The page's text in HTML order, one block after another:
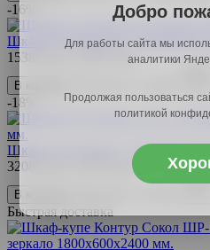
-16%
Шкаф-купе Вернон, 120х60х220,
15389 руб.
18467 руб.
В корзину
-18%
Шкаф-купе Форест,
32089 руб.
39470 руб.
В корзину
Быстрая доставка
Добро
Для работы сайта мы
аналитики
Продолжая пользоваться
политикой